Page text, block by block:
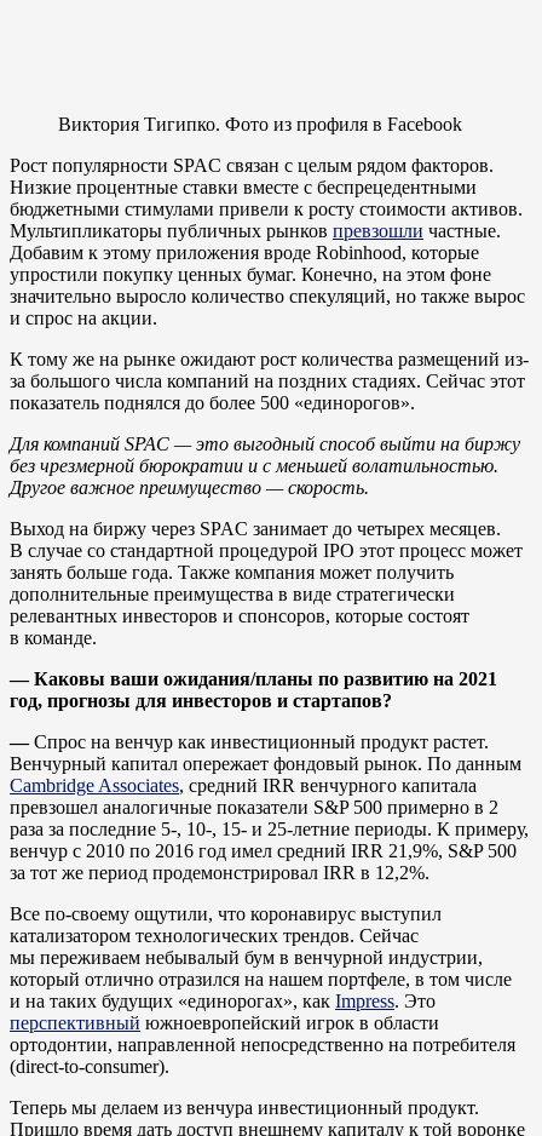
Виктория Тигипко. Фото из профиля в Facebook
Рост популярности SPAC связан с целым рядом факторов.
Низкие процентные ставки вместе с беспрецедентными
бюджетными стимулами привели к росту стоимости активов.
Мультипликаторы публичных рынков превзошли частные.
Добавим к этому приложения вроде Robinhood, которые
упростили покупку ценных бумаг. Конечно, на этом фоне
значительно выросло количество спекуляций, но также вырос
и спрос на акции.
К тому же на рынке ожидают рост количества размещений из-
за большого числа компаний на поздних стадиях. Сейчас этот
показатель поднялся до более 500 «единорогов».
Для компаний SPAC — это выгодный способ выйти на биржу
без чрезмерной бюрократии и с меньшей волатильностью.
Другое важное преимущество — скорость.
Выход на биржу через SPAC занимает до четырех месяцев.
В случае со стандартной процедурой IPO этот процесс может
занять больше года. Также компания может получить
дополнительные преимущества в виде стратегически
релевантных инвесторов и спонсоров, которые состоят
в команде.
— Каковы ваши ожидания/планы по развитию на 2021
год, прогнозы для инвесторов и стартапов?
—Спрос на венчур как инвестиционный продукт растет.
Венчурный капитал опережает фондовый рынок. По данным
Cambridge Associates, средний IRR венчурного капитала
превзошел аналогичные показатели S&P 500 примерно в 2
раза за последние 5-, 10-, 15- и 25-летние периоды. К примеру,
венчур с 2010 по 2016 год имел средний IRR 21,9%, S&P 500
за тот же период продемонстрировал IRR в 12,2%.
Все по-своему ощутили, что коронавирус выступил
катализатором технологических трендов. Cейчас
мы переживаем небывалый бум в венчурной индустрии,
который отлично отразился на нашем портфеле, в том числе
и на таких будущих «единорогах», как Impress. Это
перспективный южноевропейский игрок в области
ортодонтии, направленной непосредственно на потребителя
(direct-to-consumer).
Теперь мы делаем из венчура инвестиционный продукт.
Пришло время дать доступ внешнему капиталу к той воронке